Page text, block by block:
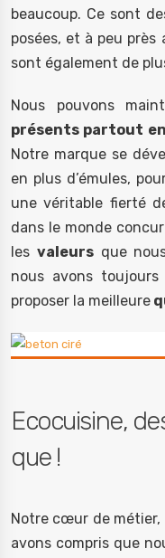
beaucoup. Ce sont
posées, et à peu
sont également de
Nous pouvons
présents partout
Notre marque se
en plus d’émules,
une véritable fierté
dans le monde
les valeursque
nous avons
proposer la meilleure
Ecocuisine,
que !
Notre cœur de métier,
avons compris que